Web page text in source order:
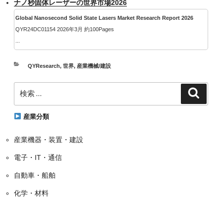
ナノ秒固体レーザーの世界市場2026
Global Nanosecond Solid State Lasers Market Research Report 2026
QYR24DC01154 2026年3月 約100Pages
カ
QYResearch, 世界, 産業機械/建設
索:
産業分類
産業機器・装置・建設
電子・IT・通信
自動車・船舶
化学・材料